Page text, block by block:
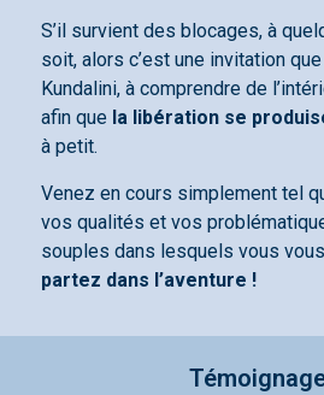
S’il survient des blocages, à
soit, alors c’est une invitation
Kundalini, à comprendre de
afin que la libération se
à petit.
Venez en cours simplement tel
vos qualités et vos
souples dans lesquels vous
partez dans l’aventure !